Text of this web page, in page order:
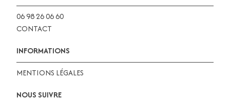
06 98 26 06 60
CONTACT
INFORMATIONS
MENTIONS LÉGALES
NOUS SUIVRE